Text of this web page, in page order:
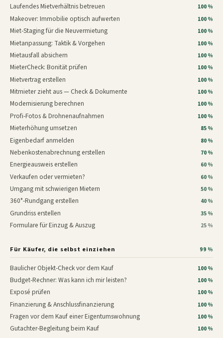
Laufendes Mietverhältnis betreuen 100 %
Makeover: Immobilie optisch aufwerten 100 %
Miet-Staging für die Neuvermietung 100 %
Mietanpassung: Taktik & Vorgehen 100 %
Mietausfall absichern 100 %
MieterCheck: Bonität prüfen 100 %
Mietvertrag erstellen 100 %
Mitmieter zieht aus — Check & Dokumente 100 %
Modernisierung berechnen 100 %
Profi-Fotos & Drohnenaufnahmen 100 %
Mieterhöhung umsetzen 85 %
Eigenbedarf anmelden 80 %
Nebenkostenabrechnung erstellen 70 %
Energieausweis erstellen 60 %
Verkaufen oder vermieten? 60 %
Umgang mit schwierigen Mietern 50 %
360°-Rundgang erstellen 40 %
Grundriss erstellen 35 %
Formulare für Einzug & Auszug 25 %
Für Käufer, die selbst einziehen 99 %
Baulicher Objekt-Check vor dem Kauf 100 %
Budget-Rechner: Was kann ich mir leisten? 100 %
Exposé prüfen 100 %
Finanzierung & Anschlussfinanzierung 100 %
Fragen vor dem Kauf einer Eigentumswohnung 100 %
Gutachter-Begleitung beim Kauf 100 %